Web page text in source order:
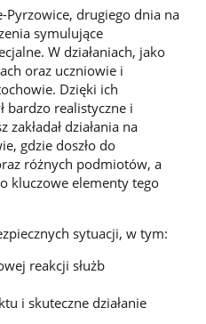
Pyrzowice, drugiego dnia na
symulujące
W działaniach, jako
oraz uczniowie i
Dzięki ich
bardzo realistyczne i
działania na
gdzie doszło do
różnych podmiotów, a
kluczowe elementy tego
sytuacji, w tym:
reakcji służb
i skuteczne działanie